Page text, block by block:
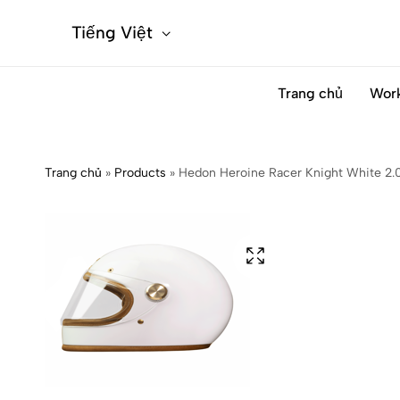
Tiếng Việt
Trang chủ
Trang chủ » Products » Hedon Heroine Racer Knight White